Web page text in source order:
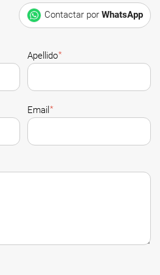
Contactar por WhatsApp
Apellido*
Email *